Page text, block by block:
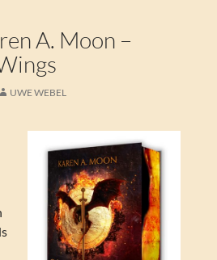
A. Moon –
UWE WEBEL